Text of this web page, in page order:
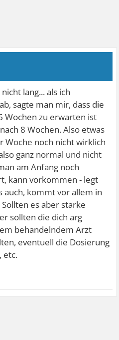
lang... als ich
sagte man mir, dass die
Wochen zu erwarten ist
8 Wochen. Also etwas
Woche noch nicht wirklich
ganz normal und nicht
am Anfang noch
kann vorkommen - legt
auch, kommt vor allem in
es aber starke
sollten die dich arg
behandelndem Arzt
eventuell die Dosierung
etc.